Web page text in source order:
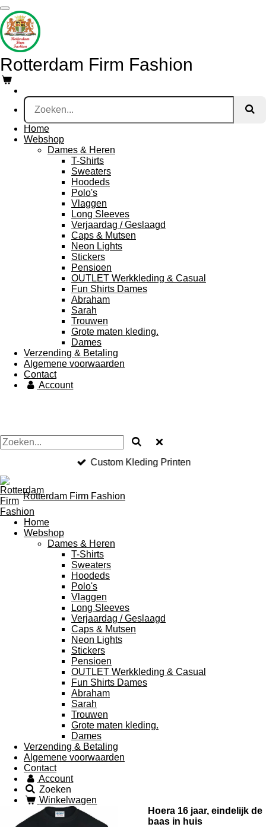
Ga
direct
naar
de
hoofdinhoud
Rotterdam Firm Fashion
Home
Webshop
Dames & Heren
T-Shirts
Sweaters
Hoodeds
Polo's
Vlaggen
Long Sleeves
Verjaardag / Geslaagd
Caps & Mutsen
Neon Lights
Stickers
Pensioen
OUTLET Werkkleding & Casual
Fun Shirts Dames
Abraham
Sarah
Trouwen
Grote maten kleding.
Dames
Verzending & Betaling
Algemene voorwaarden
Contact
Account
Custom Kleding Printen
Rotterdam Firm Fashion
Home
Webshop
Dames & Heren
T-Shirts
Sweaters
Hoodeds
Polo's
Vlaggen
Long Sleeves
Verjaardag / Geslaagd
Caps & Mutsen
Neon Lights
Stickers
Pensioen
OUTLET Werkkleding & Casual
Fun Shirts Dames
Abraham
Sarah
Trouwen
Grote maten kleding.
Dames
Verzending & Betaling
Algemene voorwaarden
Contact
Account
Zoeken
Winkelwagen
Hoera 16 jaar, eindelijk de
baas in huis